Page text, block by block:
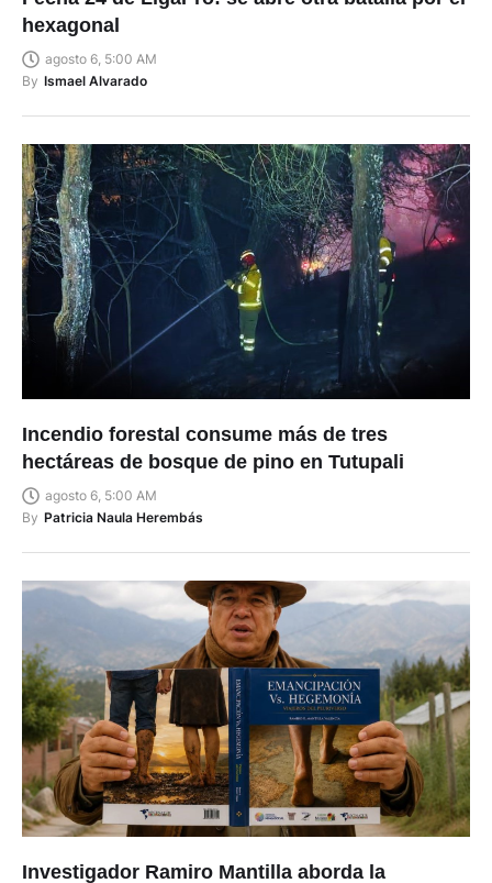
hexagonal
agosto 6, 5:00 AM
By Ismael Alvarado
Incendio forestal consume más de tres
hectáreas de bosque de pino en Tutupali
agosto 6, 5:00 AM
By Patricia Naula Herembás
Investigador Ramiro Mantilla aborda la